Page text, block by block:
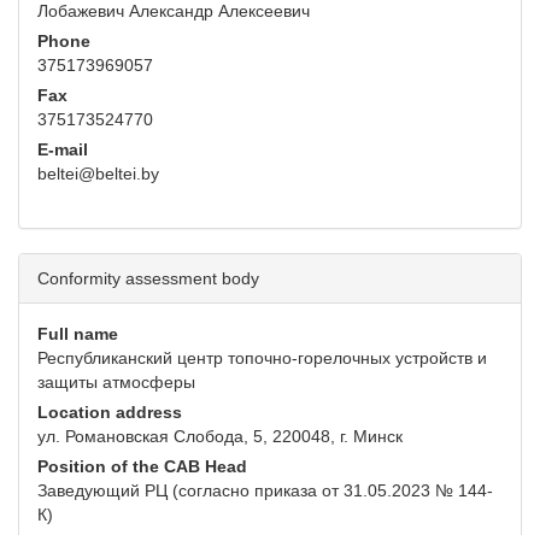
Лобажевич Александр Алексеевич
Phone
375173969057
Fax
375173524770
E-mail
beltei@beltei.by
Conformity assessment body
Full name
Республиканский центр топочно-горелочных устройств и
защиты атмосферы
Location address
ул. Романовская Слобода, 5, 220048, г. Минск
Position of the CAB Head
Заведующий РЦ (согласно приказа от 31.05.2023 № 144-
К)